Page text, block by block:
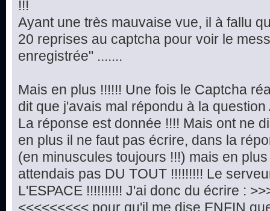
!!!
Ayant une très mauvaise vue, il à fallu
20 reprises au captcha pour voir le
enregistrée" .......
Mais en plus !!!!!! Une fois le Captcha
dit que j'avais mal répondu à la question
La réponse est donnée !!!! Mais ont ne
en plus il ne faut pas écrire, dans la
(en minuscules toujours !!!) mais en
attendais pas DU TOUT !!!!!!!!! Le
L'ESPACE !!!!!!!!!! J'ai donc du écrire :
<<<<<<<<< pour qu'il me dise ENFIN